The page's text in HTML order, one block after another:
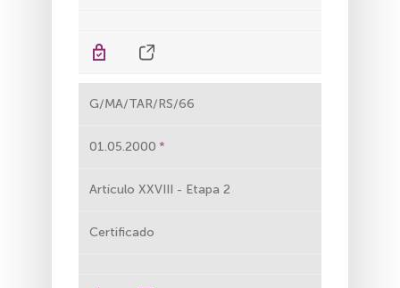
G/MA/TAR/RS/66
01.05.2000
Artículo XXVIII - Etapa 2
Certificado